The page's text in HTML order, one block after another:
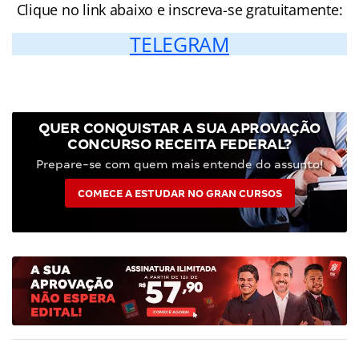
Clique no link abaixo e inscreva-se gratuitamente:
TELEGRAM
QUER CONQUISTAR A SUA APROVAÇÃO
CONCURSO RECEITA FEDERAL?
Prepare-se com quem mais entende do assunto!
COMECE A ESTUDAR NO GRAN CURSOS